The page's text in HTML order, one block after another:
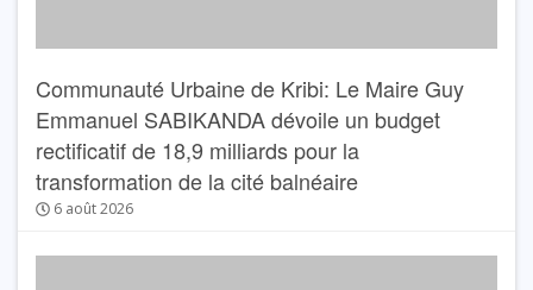
Communauté Urbaine de Kribi: Le Maire Guy
Emmanuel SABIKANDA dévoile un budget
rectificatif de 18,9 milliards pour la
transformation de la cité balnéaire
6 août 2026